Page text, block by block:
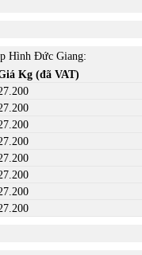
Hình Đức Giang:
Kg (đã VAT)